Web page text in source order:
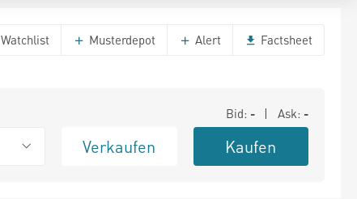
Watchlist Musterdepot Alert Factsheet
Bid: - | Ask: -
Verkaufen Kaufen